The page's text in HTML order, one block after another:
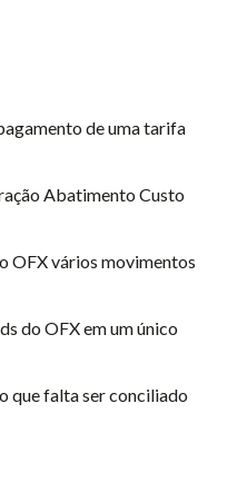
de uma tarifa
Abatimento Custo
OFX vários movimentos
do OFX em um único
que falta ser conciliado